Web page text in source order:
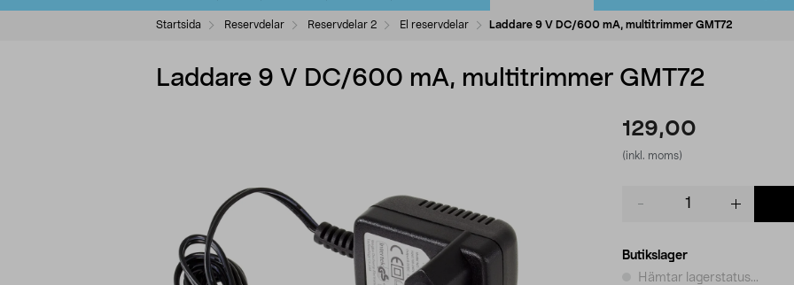
Startsida Reservdelar Reservdelar 2 El reservdelar Laddare 9 V DC/600 mA, multitrimmer GMT72
Laddare 9 V DC/600 mA, multitrimmer GMT72
129,00
(inkl. moms)
Butikslager
Hämtar lagerstatus...